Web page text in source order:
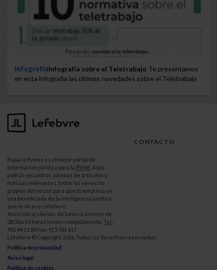
InfografíaInfografía sobre el Teletrabajo Te presentamos
en esta infografía las últimas novedades sobre el Teletrabajo
CONTACTO
Espacio Pymes es el mejor portal de
información jurídica para la PYME . Aquí
podrás encontrar, además de artículos y
noticias relevantes, todos los servicios
propios del sector para que tu empresa se
vea beneficiada de la inteligencia jurídica
que le ofrece Lefebvre.
Atención al cliente: de lunes a viernes de
08.30 a 19 horas ininterrumpidamente. Tel. :
902 44 11 88 Fax: 915 781 617
Lefebvre © Copyright 2026. Todos los derechos reservados.
Política de privacidad
Aviso legal
Política de cookies